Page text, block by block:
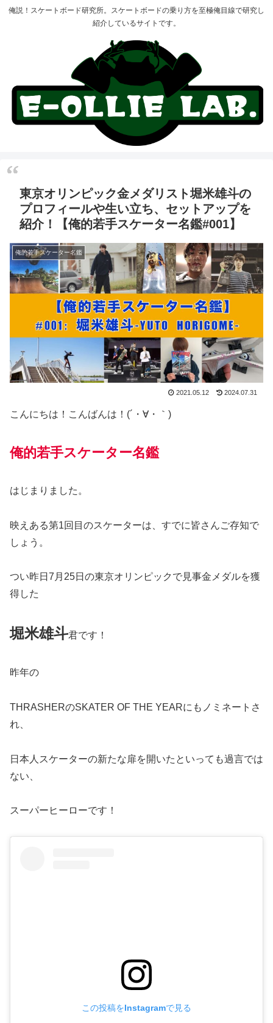
俺説！スケートボード研究所。スケートボードの乗り方を至極俺目線で研究し
紹介しているサイトです。
東京オリンピック金メダリスト堀米雄斗の
プロフィールや生い立ち、セットアップを
紹介！【俺的若手スケーター名鑑#001】
俺的若手スケーター名鑑
2021.05.12 2024.07.31
こんにちは！こんばんは！(´・∀・｀)
俺的若手スケーター名鑑
はじまりました。
映えある第1回目のスケーターは、すでに皆さんご存知で
しょう。
つい昨日7月25日の東京オリンピックで見事金メダルを獲
得した
堀米雄斗君です！
昨年の
THRASHERのSKATER OF THE YEARにもノミネートさ
れ、
日本人スケーターの新たな扉を開いたといっても過言では
ない、
スーパーヒーローです！
この投稿をInstagramで見る